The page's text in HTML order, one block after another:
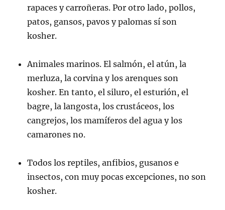
rapaces y carroñeras. Por otro lado, pollos,
patos, gansos, pavos y palomas sí son
kosher.
Animales marinos. El salmón, el atún, la
merluza, la corvina y los arenques son
kosher. En tanto, el siluro, el esturión, el
bagre, la langosta, los crustáceos, los
cangrejos, los mamíferos del agua y los
camarones no.
Todos los reptiles, anfibios, gusanos e
insectos, con muy pocas excepciones, no son
kosher.